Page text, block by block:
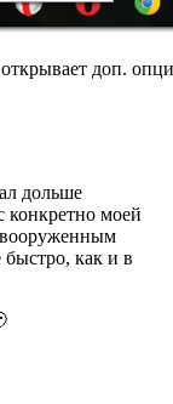
доп.
дольше
конкретно моей
быстро, как и в